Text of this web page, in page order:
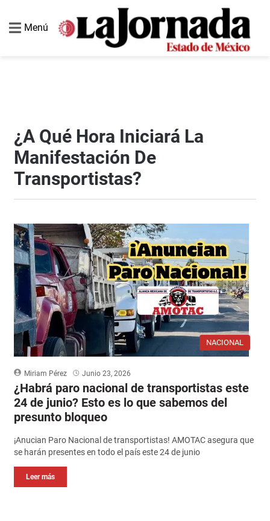
Menú
¿A Qué Hora Iniciará La
Manifestación De
Transportistas?
NACIONAL
Miriam Pérez Junio 23, 2026
¿Habrá paro nacional de transportistas este
24 de junio? Esto es lo que sabemos del
presunto bloqueo
¡Anucian Paro Nacional de transportistas! AMOTAC asegura que
se harán presentes en todo el país este 24 de junio
Leer más